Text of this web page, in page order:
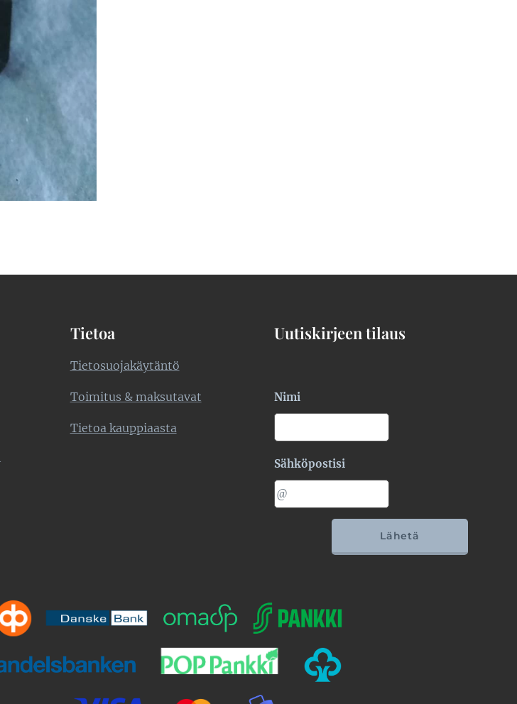
Tietoa
Tietosuojakäytäntö
Toimitus & maksutavat
Tietoa kauppiaasta
Uutiskirjeen tilaus
Nimi
Sähköpostisi
Lähetä